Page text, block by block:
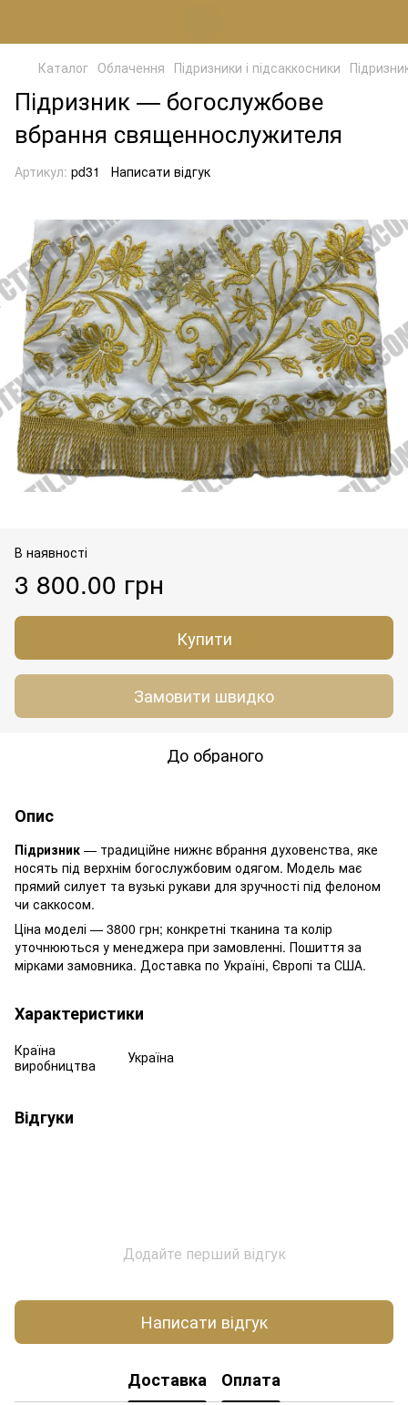
Каталог Облачення Підризники і підсаккосники
Підризник — богослужбове
вбрання священнослужителя
Артикул: pd31 Написати відгук
В наявності
3 800.00 грн
Купити
Замовити швидко
До обраного
Опис
Підризник — традиційне нижнє вбрання духовенства, яке
носять під верхнім богослужбовим одягом. Модель має
прямий силует та вузькі рукави для зручності під фелоном
чи саккосом.
Ціна моделі — 3800 грн; конкретні тканина та колір
уточнюються у менеджера при замовленні. Пошиття за
мірками замовника. Доставка по Україні, Європі та США.
Характеристики
Країна
виробництва
Україна
Відгуки
Додайте перший відгук
Написати відгук
Доставка Оплата